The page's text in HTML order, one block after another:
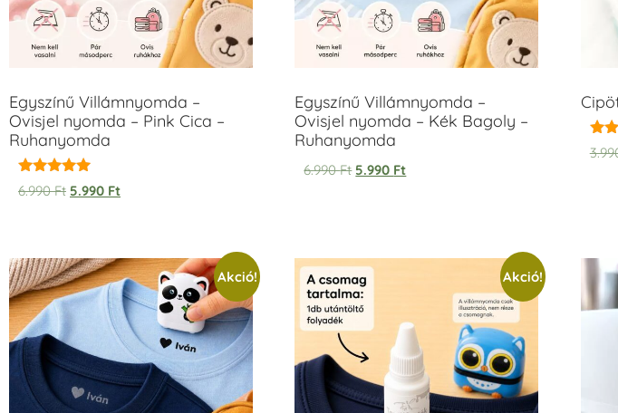
Egyszínű Villámnyomda –
Ovisjel nyomda – Pink Cica –
Ruhanyomda
Értékelés:
5.00
6.990Ft 5.990 Ft
Egyszínű Villámnyomda –
Ovisjel nyomda – Kék Bagoly –
Ruhanyomda
6.990Ft 5.990 Ft
5.00
Akció! Akció!